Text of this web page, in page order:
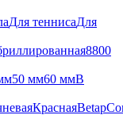
Для теннисаДля
8800
50 мм60 ммВ
КраснаяBetap